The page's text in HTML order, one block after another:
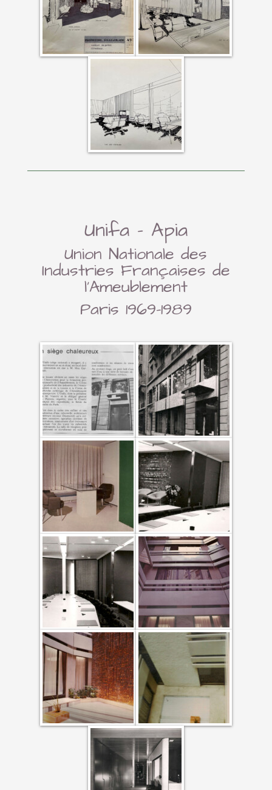
Unifa – Apia
Union Nationale des
Industries Françaises de
l’Ameublement
Paris 1969-1989